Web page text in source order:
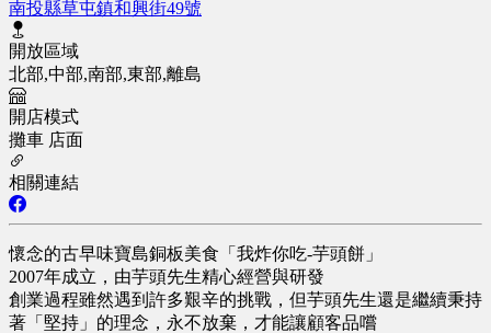
南投縣草屯鎮和興街49號
開放區域
北部,中部,南部,東部,離島
開店模式
攤車 店面
相關連結
懷念的古早味寶島銅板美食「我炸你吃-芋頭餅」
2007年成立，由芋頭先生精心經營與研發
創業過程雖然遇到許多艱辛的挑戰，但芋頭先生還是繼續秉持
著「堅持」的理念，永不放棄，才能讓顧客品嚐